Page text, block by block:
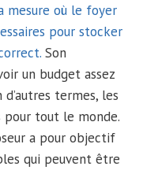
mesure où le foyer
pour stocker
Son
un budget assez
termes, les
pour tout le monde.
a pour objectif
qui peuvent être